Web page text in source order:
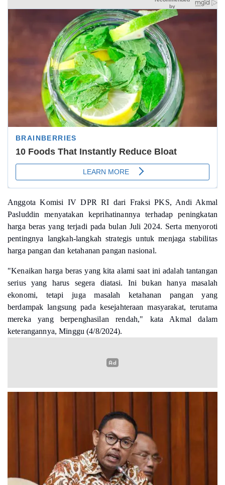
Anggota Komisi IV DPR RI dari Fraksi PKS, Andi Akmal
Pasluddin menyatakan keprihatinannya terhadap peningkatan
harga beras yang terjadi pada bulan Juli 2024. Serta menyoroti
pentingnya langkah-langkah strategis untuk menjaga stabilitas
harga pangan dan ketahanan pangan nasional.
"Kenaikan harga beras yang kita alami saat ini adalah tantangan
serius yang harus segera diatasi. Ini bukan hanya masalah
ekonomi, tetapi juga masalah ketahanan pangan yang
berdampak langsung pada kesejahteraan masyarakat, terutama
mereka yang berpenghasilan rendah," kata Akmal dalam
keterangannya, Minggu (4/8/2024).